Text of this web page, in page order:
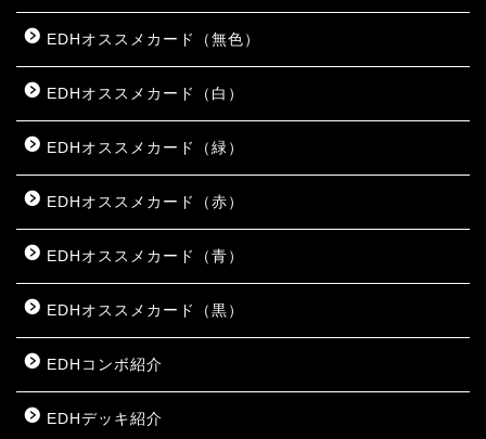
EDHオススメカード（無色）
EDHオススメカード（白）
EDHオススメカード（緑）
EDHオススメカード（赤）
EDHオススメカード（青）
EDHオススメカード（黒）
EDHコンボ紹介
EDHデッキ紹介